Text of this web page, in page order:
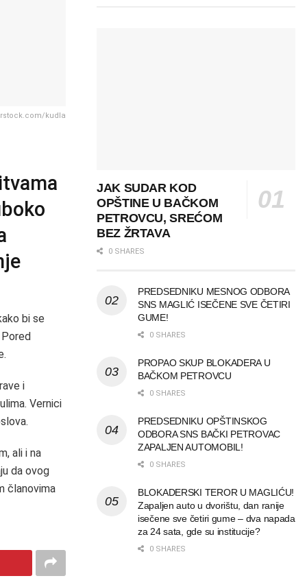
kudla
bi se
i
Vernici
ali i na
da ovog
članovima
JAK SUDAR KOD
OPŠTINE U BAČKOM
PETROVCU, SREĆOM
BEZ ŽRTAVA
0 SHARES
PREDSEDNIKU MESNOG ODBORA
SNS MAGLIĆ ISEČENE SVE ČETIRI
GUME!
0 SHARES
PROPAO SKUP BLOKADERA U
BAČKOM PETROVCU
0 SHARES
PREDSEDNIKU OPŠTINSKOG
ODBORA SNS BAČKI PETROVAC
ZAPALJEN AUTOMOBIL!
0 SHARES
BLOKADERSKI TEROR U MAGLIĆU!
Zapaljen auto u dvorištu, dan ranije
isečene sve četiri gume – dva napada
za 24 sata, gde su institucije?
0 SHARES